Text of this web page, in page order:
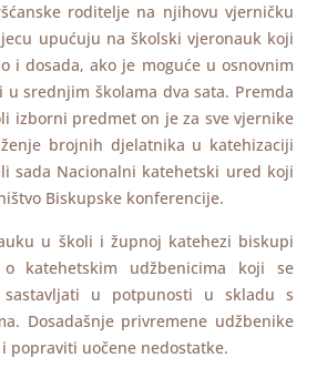
roditelje na njihovu vjerničku
upućuju na školski vjeronauk koji
i dosada, ako je moguće u osnovnim
u srednjim školama dva sata. Premda
izborni predmet on je za sve vjernike
brojnih djelatnika u katehizaciji
sada Nacionalni katehetski ured koji
Biskupske konferencije.
u školi i župnoj katehezi biskupi
katehetskim udžbenicima koji se
sastavljati u potpunosti u skladu s
Dosadašnje privremene udžbenike
popraviti uočene nedostatke.